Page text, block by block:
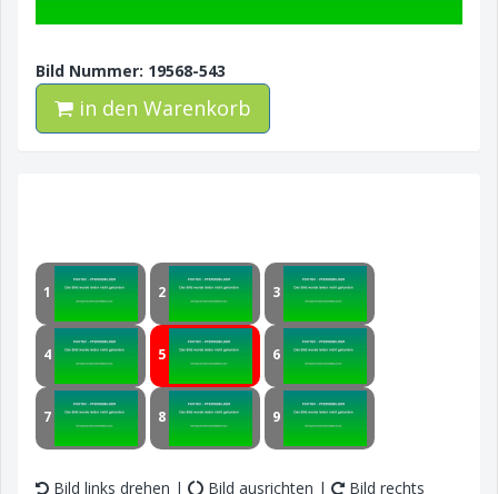
Bild Nummer: 19568-543
in den Warenkorb
1 2 3
4 5 6
7 8 9
Bild links drehen | Bild ausrichten | Bild rechts